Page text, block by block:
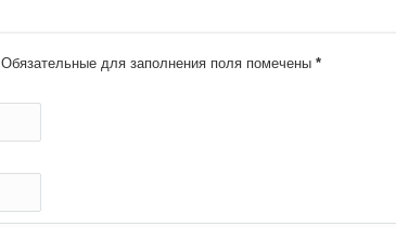
Обязательные для заполнения поля помечены *